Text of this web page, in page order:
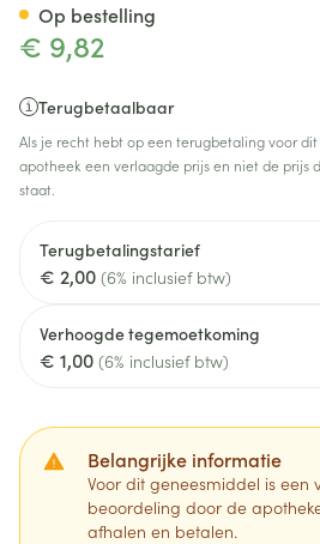
€ 9,82
Terugbetaalbaar
Als je recht hebt op een terugbetaling voor
apotheek een verlaagde prijs en niet de prijs
staat.
Terugbetalingstarief
€ 2,00 (6% inclusief btw)
Verhoogde tegemoetkoming
€ 1,00 (6% inclusief btw)
Belangrijke informatie
Voor dit geneesmiddel is een
beoordeling door de
afhalen en betalen.
Op bestelling